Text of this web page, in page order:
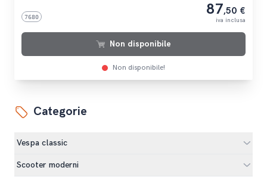
7680 87,50 €
iva inclusa
Non disponibile
Non disponibile!
Categorie
Vespa classic
Scooter moderni